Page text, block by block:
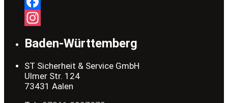
Facebook
Baden-Württemberg
ST Sicherheit & Service GmbH
Ulmer Str. 124
73431 Aalen